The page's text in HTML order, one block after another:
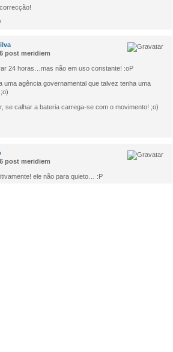
post meridiem
24 horas…mas não em uso constante! :oP
uma agência governamental que talvez tenha uma
se calhar a bateria carrega-se com o movimento! ;o)
post meridiem
ele não para quieto… :P